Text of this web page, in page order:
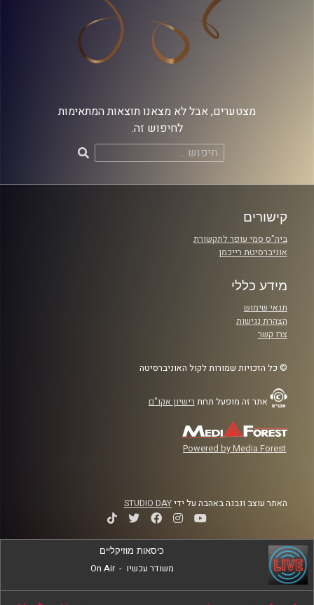
מצטערים, אבל לא מצאנו תוצאות המתאימות
לחיפוש זה.
חיפוש:
קישורים
ביה"ס סמי עופר לתקשורת
אוניברסיטת רייכמן
מידע כללי
תנאי שימוש
הצהרת נגישות
צרו קשר
© כל הזכויות שמורות לקול האוניברסיטה
אתר זה מופעל תחת רישיון אקו"ם
Powered by Media Forest
האתר עוצב ונבנה באהבה על ידיSTUDIO DAY
כיסאות מוזיקליים
משודר עכשיו -
On Air